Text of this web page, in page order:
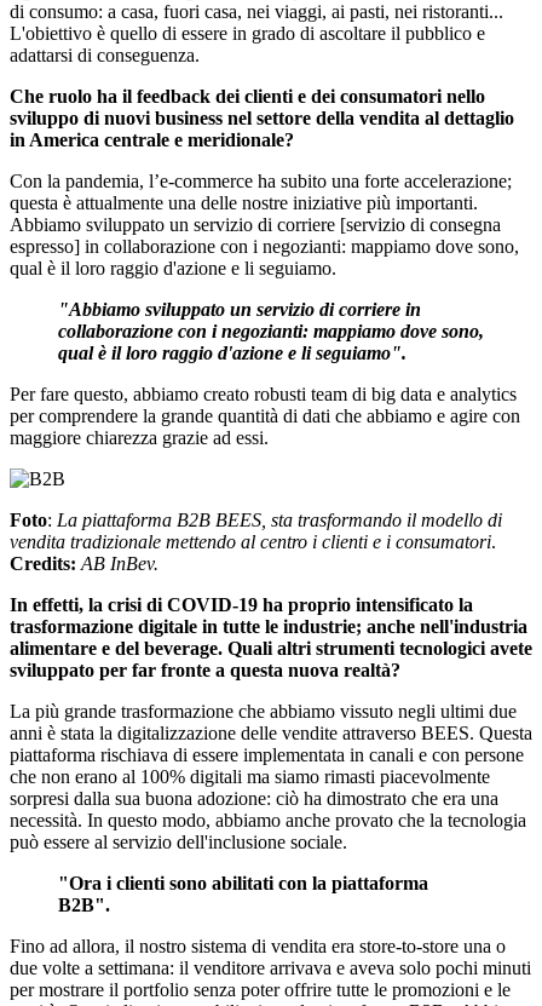
di consumo: a casa, fuori casa, nei viaggi, ai pasti, nei ristoranti...
L'obiettivo è quello di essere in grado di ascoltare il pubblico e
adattarsi di conseguenza.
Che ruolo ha il feedback dei clienti e dei consumatori nello
sviluppo di nuovi business nel settore della vendita al dettaglio
in America centrale e meridionale?
Con la pandemia, l’e-commerce ha subito una forte accelerazione;
questa è attualmente una delle nostre iniziative più importanti.
Abbiamo sviluppato un servizio di corriere [servizio di consegna
espresso] in collaborazione con i negozianti: mappiamo dove sono,
qual è il loro raggio d'azione e li seguiamo.
"Abbiamo sviluppato un servizio di corriere in
collaborazione con i negozianti: mappiamo dove sono,
qual è il loro raggio d'azione e li seguiamo".
Perfare questo, abbiamo creato robusti team di big data e analytics
percomprendere la grande quantità di dati che abbiamo e agire con
maggiore chiarezza grazie ad essi.
Foto: La piattaforma B2B BEES, sta trasformando il modello di
vendita tradizionale mettendo al centro i clienti e i consumatori.
Credits: AB InBev.
In effetti, la crisi di COVID-19 ha proprio intensificato la
trasformazione digitale in tutte le industrie; anche nell'industria
alimentare e del beverage. Quali altri strumenti tecnologici avete
sviluppato per far fronte a questa nuova realtà?
La più grande trasformazione che abbiamo vissuto negli ultimi due
anni è stata la digitalizzazione delle vendite attraverso BEES. Questa
piattaforma rischiava di essere implementata in canali e con persone
che non erano al 100% digitali ma siamo rimasti piacevolmente
sorpresi dalla sua buona adozione: ciò ha dimostrato che era una
necessità. In questo modo, abbiamo anche provato che la tecnologia
può essere al servizio dell'inclusione sociale.
"Ora i clienti sono abilitati con la piattaforma
B2B".
Fino ad allora, il nostro sistema di vendita era store-to-store una o
due volte a settimana: il venditore arrivava e aveva solo pochi minuti
per mostrare il portfolio senza poter offrire tutte le promozioni e le